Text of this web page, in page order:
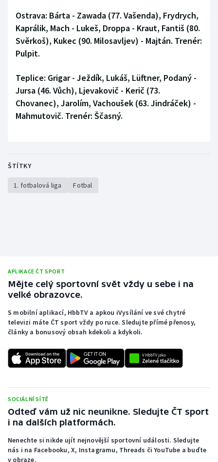
Ostrava: Bárta - Zawada (77. Vašenda), Frydrych,
Kaprálik, Mach - Lukeš, Droppa - Kraut, Fantiš (80.
Svěrkoš), Kukec (90. Milosavljev) - Majtán. Trenér:
Pulpit.
Teplice: Grigar - Ježdík, Lukáš, Lüftner, Podaný -
Jursa (46. Vůch), Ljevakovič - Kerič (73.
Chovanec), Jarolím, Vachoušek (63. Jindráček) -
Mahmutovič. Trenér: Ščasný.
ŠTÍTKY
1. fotbalová liga Fotbal
APLIKACE ČT SPORT
Mějte celý sportovní svět vždy u sebe i na
velké obrazovce.
S mobilní aplikací, HbbTV a apkou iVysílání ve své chytré
televizi máte ČT sport vždy po ruce. Sledujte přímé přenosy,
články a bonusový obsah kdekoli a kdykoli.
SOCIÁLNÍ SÍTĚ
Odteď vám už nic neunikne. Sledujte ČT sport
i na dalších platformách.
Nenechte si nikde ujít nejnovější sportovní události. Sledujte
nás i na Facebooku, X, Instagramu, Threads či YouTube a buďte
v obraze.